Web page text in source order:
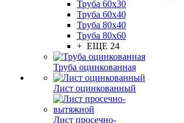
Труба 60x30
Труба 60x40
Труба 80x40
Труба 80x60
+ ЕЩЕ 24
Труба оцинкованная
Лист оцинкованный
Лист просечно-